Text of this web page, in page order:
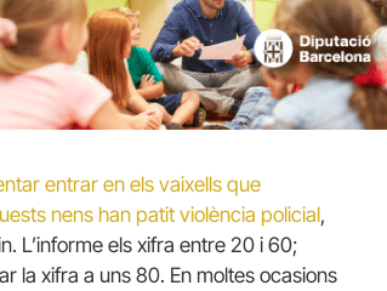
entrar en els vaixells que
nens han patit violència policial,
L’informe els xifra entre 20 i 60;
la xifra a uns 80. En moltes ocasions